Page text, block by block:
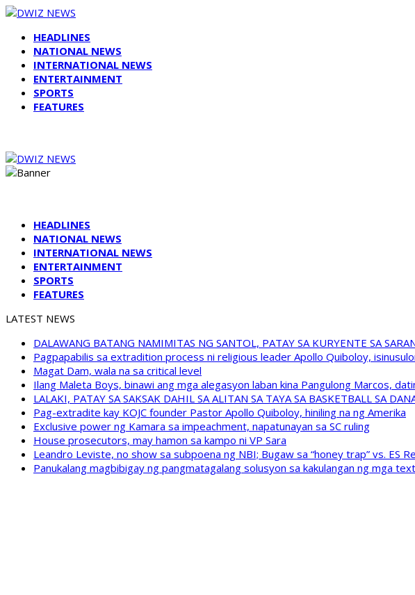
HEADLINES
NATIONAL NEWS
INTERNATIONAL NEWS
ENTERTAINMENT
SPORTS
FEATURES
HEADLINES
NATIONAL NEWS
INTERNATIONAL NEWS
ENTERTAINMENT
SPORTS
FEATURES
LATEST NEWS
DALAWANG BATANG NAMIMITAS NG SANTOL, PATAY SA KURYENTE SA
Pagpapabilis sa extradition process ni religious leader Apollo Quiboloy,
Magat Dam, wala na sa critical level
Ilang Maleta Boys, binawi ang mga alegasyon laban kina Pangulong Marcos,
LALAKI, PATAY SA SAKSAK DAHIL SA ALITAN SA TAYA SA BASKETBALL SA
Pag-extradite kay KOJC founder Pastor Apollo Quiboloy, hiniling na ng Amerika
Exclusive power ng Kamara sa impeachment, napatunayan sa SC ruling
House prosecutors, may hamon sa kampo ni VP Sara
Leandro Leviste, no show sa subpoena ng NBI; Bugaw sa “honey trap” vs. ES
Panukalang magbibigay ng pangmatagalang solusyon sa kakulangan ng mga